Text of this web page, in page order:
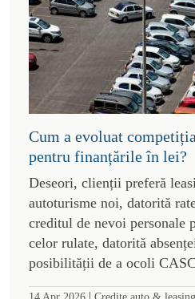
Cum a evoluat
pentru finanțările în lei?
Deseori, clienții preferă
autoturisme noi, datorită
creditul de nevoi personale
celor rulate, datorită
posibilității de a ocoli
14 Apr 2026 | Credite auto & leasing